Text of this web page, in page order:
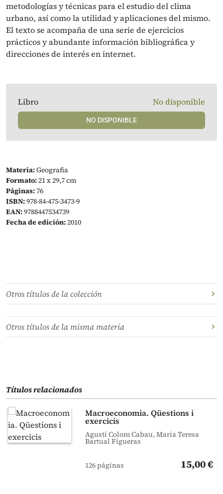
metodologías y técnicas para el estudio del clima
urbano, así como la utilidad y aplicaciones del mismo.
El texto se acompaña de una serie de ejercicios
prácticos y abundante información bibliográfica y
direcciones de interés en internet.
Materia:Geografia
Formato:21 x 29,7 cm
Páginas:76
ISBN:978-84-475-3473-9
EAN:9788447534739
Fecha de edición:2010
Libro No disponible
NO DISPONIBLE
Otros títulos de la colección
Otros títulos de la misma materia
Títulos relacionados
Macroeconomia. Qüestions i
exercicis
Agustí Colom Cabau, Maria Teresa
Bartual Figueras
126 páginas 15,00 €